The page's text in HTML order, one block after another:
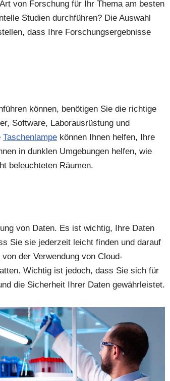
von Forschung für Ihr Thema am besten
Studien durchführen? Die Auswahl
dass Ihre Forschungsergebnisse
können, benötigen Sie die richtige
Software, Laborausrüstung und
Taschenlampe können Ihnen helfen, Ihre
in dunklen Umgebungen helfen, wie
beleuchteten Räumen.
von Daten. Es ist wichtig, Ihre Daten
Sie sie jederzeit leicht finden und darauf
der Verwendung von Cloud-
Wichtig ist jedoch, dass Sie sich für
die Sicherheit Ihrer Daten gewährleistet.